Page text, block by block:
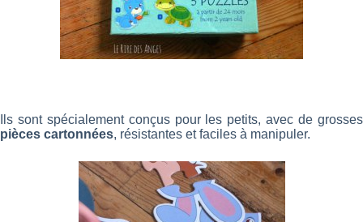
Ils sont spécialement conçus pour les petits, avec de grosses
pièces cartonnées, résistantes et faciles à manipuler.